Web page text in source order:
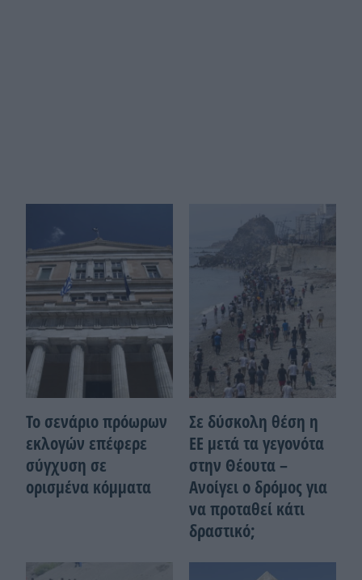
Το σενάριο πρόωρων
εκλογών επέφερε
σύγχυση σε
ορισμένα κόμματα
Σε δύσκολη θέση η
ΕΕ μετά τα γεγονότα
στην Θέουτα –
Ανοίγει ο δρόμος για
να προταθεί κάτι
δραστικό;